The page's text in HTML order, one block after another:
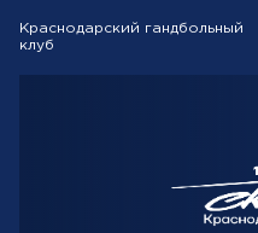
Краснодарский гандбольный
клуб